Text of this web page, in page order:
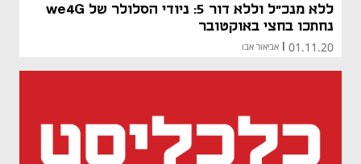
ללא מנכ"ל וללא דור 5: ניודי הסלולר של we4G
נחתכו בחצי באוקטובר
01.11.20 אביאור אבו